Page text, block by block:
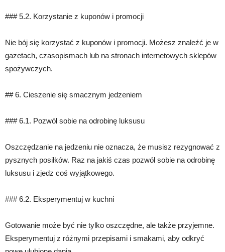
### 5.2. Korzystanie z kuponów i promocji
Nie bój się korzystać z kuponów i promocji. Możesz znaleźć je w
gazetach, czasopismach lub na stronach internetowych sklepów
spożywczych.
## 6. Cieszenie się smacznym jedzeniem
### 6.1. Pozwól sobie na odrobinę luksusu
Oszczędzanie na jedzeniu nie oznacza, że musisz rezygnować z
pysznych posiłków. Raz na jakiś czas pozwól sobie na odrobinę
luksusu i zjedz coś wyjątkowego.
### 6.2. Eksperymentuj w kuchni
Gotowanie może być nie tylko oszczędne, ale także przyjemne.
Eksperymentuj z różnymi przepisami i smakami, aby odkryć